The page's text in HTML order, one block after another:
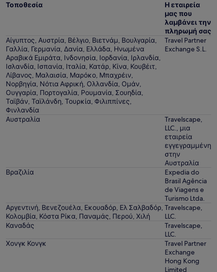
Τοποθεσία
Η εταιρεία
μας που
λαμβάνει την
πληρωμή σας
Αίγυπτος, Αυστρία, Βέλγιο, Βιετνάμ, Βουλγαρία,
Γαλλία, Γερμανία, Δανία, Ελλάδα, Ηνωμένα
Αραβικά Εμιράτα, Ινδονησία, Ιορδανία, Ιρλανδία,
Ισλανδία, Ισπανία, Ιταλία, Κατάρ, Κίνα, Κουβέιτ,
Λίβανος, Μαλαισία, Μαρόκο, Μπαχρέιν,
Νορβηγία, Νότια Αφρική, Ολλανδία, Ομάν,
Ουγγαρία, Πορτογαλία, Ρουμανία, Σουηδία,
Ταϊβάν, Ταϊλάνδη, Τουρκία, Φιλιππίνες,
Φινλανδία
Travel Partner
Exchange S.L.
Αυστραλία
Travelscape,
LLC., μια
εταιρεία
εγγεγραμμένη
στην
Αυστραλία
Βραζιλία
Expedia do
Brasil Agência
de Viagens e
Turismo Ltda.
Αργεντινή, Βενεζουέλα, Εκουαδόρ, Ελ Σαλβαδόρ,
Κολομβία, Κόστα Ρίκα, Παναμάς, Περού, Χιλή
Travelscape,
LLC.
Καναδάς
Travelscape,
LLC.
Χονγκ Κονγκ
Travel Partner
Exchange
Hong Kong
Limited